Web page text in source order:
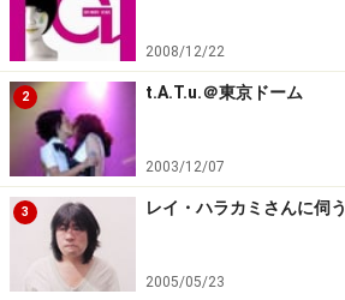
2008/12/22
2 t.A.T.u.＠東京ドーム
2003/12/07
3 レイ・ハラカミさんに伺う
2005/05/23